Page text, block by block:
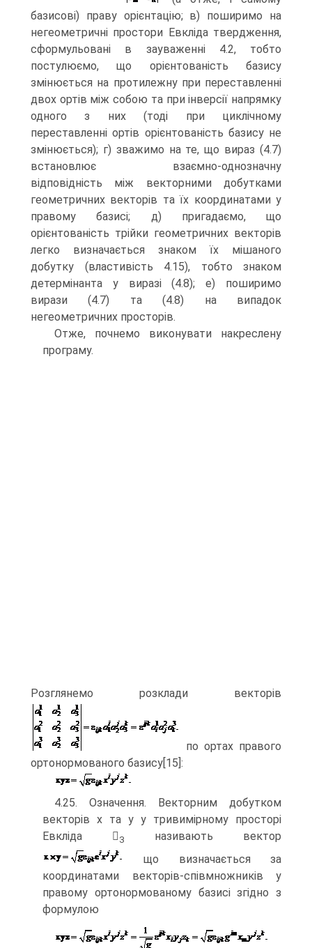
базисові) праву орієнтацію; в) поширимо на
негеометричні простори Евкліда твердження,
сформульовані в зауваженні 4.2, тобто
постулюємо, що орієнтованість базису
змінюється на протилежну при переставленні
двох ортів між собою та при інверсії напрямку
одного з них (тоді при циклічному
переставленні ортів орієнтованість базису не
змінюється); г) зважимо на те, що вираз (4.7)
встановлює взаємно-однозначну
відповідність між векторними добутками
геометричних векторів та їх координатами у
правому базисі; д) пригадаємо, що
орієнтованість трійки геометричних векторів
легко визначається знаком їх мішаного
добутку (властивість 4.15), тобто знаком
детермінанта у виразі (4.8); е) поширимо
вирази (4.7) та (4.8) на випадок
негеометричних просторів.
Отже, почнемо виконувати накреслену
програму.
Розглянемо розклади векторів
по ортах правого
ортонормованого базису[15]:
4.25. Означення. Векторним добутком
векторів х та у у тривимірному просторі
Евкліда  3
називають вектор
що визначається за
координатами векторів-співмножників у
правому ортонормованому базисі згідно з
формулою